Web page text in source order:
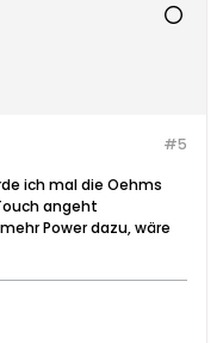
#5
ich mal die Oehms
angeht
Power dazu, wäre